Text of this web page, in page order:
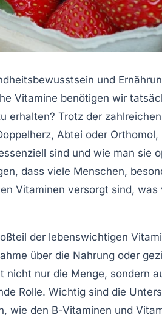
und
Vitamine benötigen wir
erhalten? Trotz der
Abtei oder
sind und wie man sie
dass viele Menschen,
Vitaminen versorgt sind,
der lebenswichtigen
über die Nahrung oder
nicht nur die Menge, sondern
Rolle. Wichtig sind die
wie den B-Vitaminen und